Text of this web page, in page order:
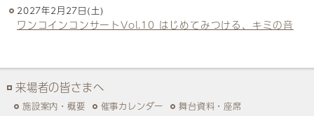
2027年2月27日(土)
ワンコインコンサートVol.10 はじめてみつける、キミの音
来場者の皆さまへ
施設案内・概要 催事カレンダー
舞台資料・座席